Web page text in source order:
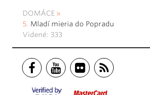
DOMÁCE
Mladí mieria do Popradu
Videné: 333